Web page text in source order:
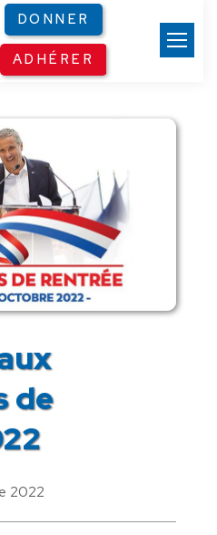
DONNER
ADHÉRER
de
2022